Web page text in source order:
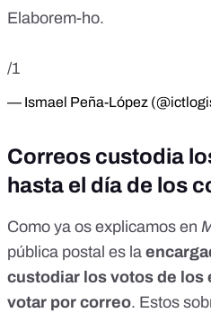
Elaborem-ho.
/1
— Ismael Peña-López
Correos custodia
hasta el día de los
Como ya os explicamos en
pública postal es la
custodiar los votos de los
votar por correo. Estos